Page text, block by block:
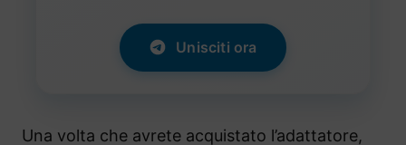
Unisciti ora
Una volta che avrete acquistato l’adattatore,